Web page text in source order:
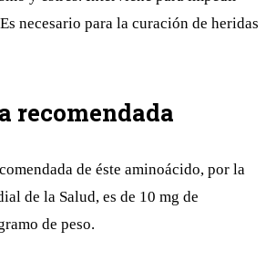
necesario para la curación de heridas
recomendada
de éste aminoácido, por la
de la Salud, es de 10 mg de
de peso.